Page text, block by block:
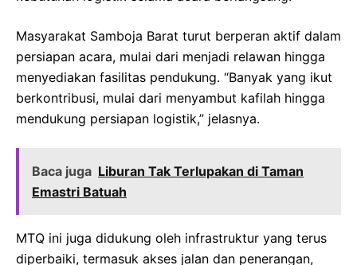
Masyarakat Samboja Barat turut berperan aktif dalam
persiapan acara, mulai dari menjadi relawan hingga
menyediakan fasilitas pendukung. “Banyak yang ikut
berkontribusi, mulai dari menyambut kafilah hingga
mendukung persiapan logistik,” jelasnya.
Baca juga Liburan Tak Terlupakan di Taman
Emastri Batuah
MTQ ini juga didukung oleh infrastruktur yang terus
diperbaiki, termasuk akses jalan dan penerangan,